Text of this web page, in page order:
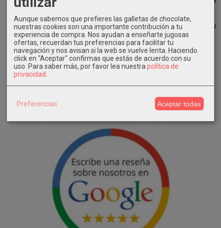
ceremonia niña
plumeti...
79,90 €
Comunión tul
GALA Eva...
62,90 €
Comunión
Flores GISELA
Eva...
64,90 €
Aunque sabemos que prefieres las galletas de chocolate,
nuestras cookies son una importante contribución a tu
experiencia de compra. Nos ayudan a enseñarte jugosas
ofertas, recuerdan tus preferencias para facilitar tu
navegación y nos avisan si la web se vuelve lenta. Haciendo
click en "Aceptar" confirmas que estás de acuerdo con su
uso. Para saber más, por favor lea nuestra política de
privacidad
Preferencias Aceptar todas